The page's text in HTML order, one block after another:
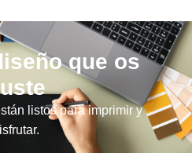
que os
listos para imprimir y